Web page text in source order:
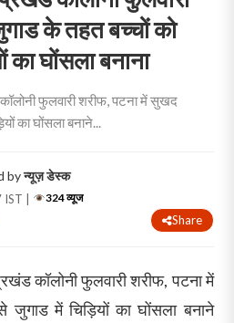
के तहत बच्चों को
का घोंसला बनाना
फुलवारी शरीफ, पटना में सुखद
का घोंसला बनाने...
byन्यूज़ डेस्क
| 324 व्यूज
Share
कॉलोनी फुलवारी शरीफ, पटना में
में चिड़ियों का घोंसला बनाने